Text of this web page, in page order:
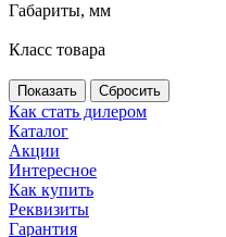
Габариты, мм
Класс товара
Сбросить
Как стать дилером
Каталог
Акции
Интересное
Как купить
Реквизиты
Гарантия